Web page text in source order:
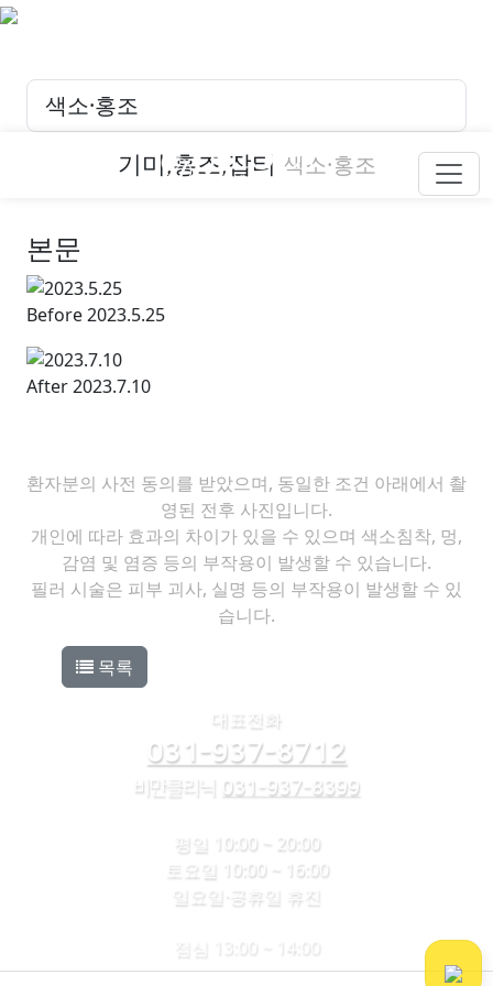
add_ic_call
기미,홍조,잡티 색소·홍조
본문
Before2023.5.25
After2023.7.10
환자분의 사전 동의를 받았으며, 동일한 조건 아래에서 촬
영된 전후 사진입니다.
개인에 따라 효과의 차이가 있을 수 있으며 색소침착, 멍,
감염 및 염증 등의 부작용이 발생할 수 있습니다.
필러 시술은 피부 괴사, 실명 등의 부작용이 발생할 수 있
습니다.
목록
대표전화
031-937-8712
비만클리닉 031-937-8399
평일 10:00 ~ 20:00
토요일 10:00 ~ 16:00
일요일·공휴일 휴진